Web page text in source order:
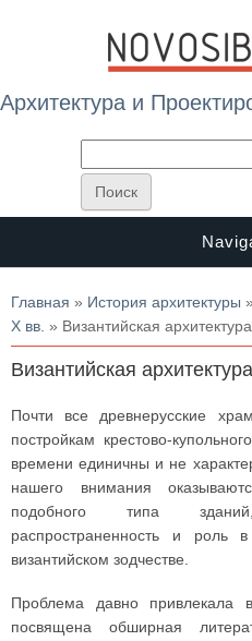
Архитектура и
Вы здесь
Главная » История архитектуры »
X вв. » Византийская
Византийская
Почти все древнерусские
постройкам крестово-
времени единичны и не
нашего внимания
подобного типа
распространенность и
византийском зодчестве.
Проблема давно привлекала
посвящена обширная